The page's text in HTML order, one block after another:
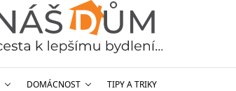
DOMÁCNOST TIPY A TRIKY